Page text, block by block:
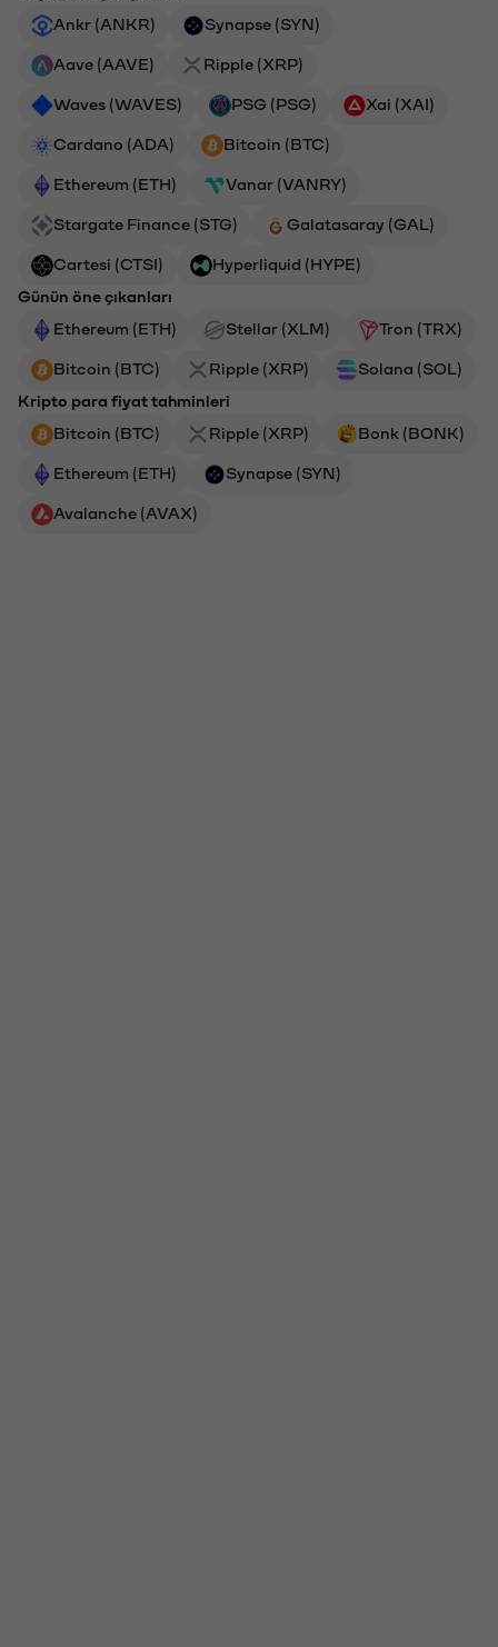
Ankr (ANKR)
Synapse (SYN)
Aave (AAVE) Ripple (XRP)
Waves (WAVES) PSG (PSG) Xai (XAI)
Cardano (ADA) Bitcoin (BTC)
Ethereum (ETH) Vanar (VANRY)
Stargate Finance (STG) Galatasaray (GAL)
Cartesi (CTSI)
Hyperliquid (HYPE)
Günün öne çıkanları
Ethereum (ETH)
Stellar (XLM) Tron (TRX)
Bitcoin (BTC) Ripple (XRP)
Solana (SOL)
Kripto para fiyat tahminleri
Bitcoin (BTC)
Ripple (XRP) Bonk (BONK)
Ethereum (ETH) Synapse (SYN)
Avalanche (AVAX)